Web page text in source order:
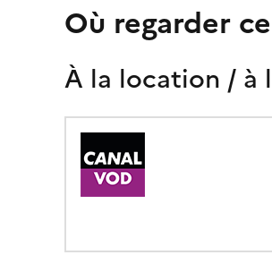
Où regarder
À la location / à